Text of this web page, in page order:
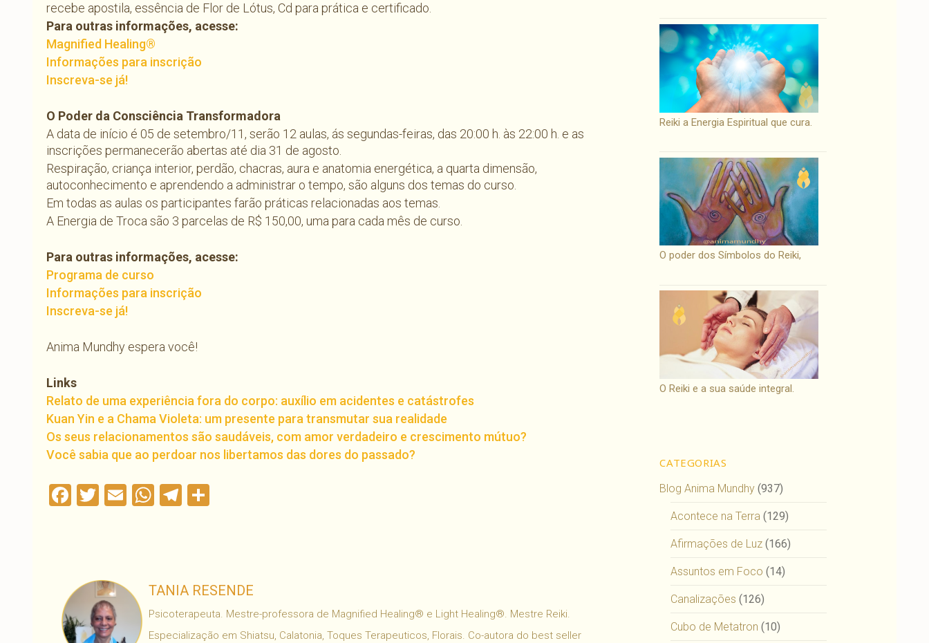
recebe apostila, essência de Flor de Lótus, Cd para prática e certificado.
Para outras informações, acesse:
Magnified Healing®
Informações para inscrição
Inscreva-se já!
O Poder da Consciência Transformadora
A data de início é 05 de setembro/11, serão 12 aulas, ás segundas-feiras, das 20:00 h. às 22:00 h. e as
inscrições permanecerão abertas até dia 31 de agosto.
Respiração, criança interior, perdão, chacras, aura e anatomia energética, a quarta dimensão,
autoconhecimento e aprendendo a administrar o tempo, são alguns dos temas do curso.
Em todas as aulas os participantes farão práticas relacionadas aos temas.
A Energia de Troca são 3 parcelas de R$ 150,00, uma para cada mês de curso.
Para outras informações, acesse:
Programa de curso
Informações para inscrição
Inscreva-se já!
Anima Mundhy espera você!
Links
Relato de uma experiência fora do corpo: auxílio em acidentes e catástrofes
Kuan Yin e a Chama Violeta: um presente para transmutar sua realidade
Os seus relacionamentos são saudáveis, com amor verdadeiro e crescimento mútuo?
Você sabia que ao perdoar nos libertamos das dores do passado?
Facebook
Twitter
EmailWhatsApp
Telegram
TANIA RESENDE
Psicoterapeuta. Mestre-professora de Magnified Healing® e Light Healing®. Mestre Reiki.
Especialização em Shiatsu, Calatonia, Toques Terapeuticos, Florais. Co-autora do best seller
Reiki a Energia Espiritual que cura.
O poder dos Símbolos do Reiki,
O Reiki e a sua saúde integral.
CATEGORIAS
Blog Anima Mundhy (937)
Acontece na Terra (129)
Afirmações de Luz (166)
Assuntos em Foco (14)
Canalizações (126)
Cubo de Metatron (10)